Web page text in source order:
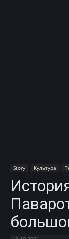
Story Культура